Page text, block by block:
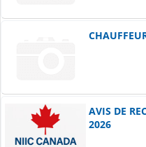
AVIS DE
2026